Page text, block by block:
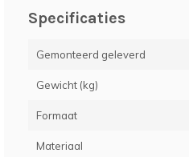
Specificaties
Gemonteerd geleverd
Gewicht (kg)
Formaat
Materiaal